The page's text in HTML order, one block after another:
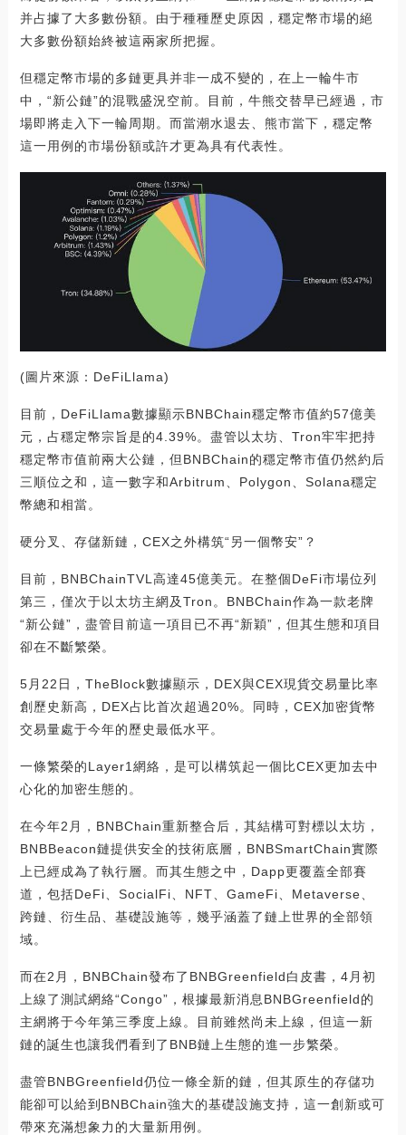
并占據了大多數份額。由于種種歷史原因，穩定幣市場的絕
大多數份額始終被這兩家所把握。
但穩定幣市場的多鏈更具并非一成不變的，在上一輪牛市
中，“新公鏈”的混戰盛況空前。目前，牛熊交替早已經過，市
場即將走入下一輪周期。而當潮水退去、熊市當下，穩定幣
這一用例的市場份額或許才更為具有代表性。
(圖片來源：DeFiLlama)
目前，DeFiLlama數據顯示BNBChain穩定幣市值約57億美
元，占穩定幣宗旨是的4.39%。盡管以太坊、Tron牢牢把持
穩定幣市值前兩大公鏈，但BNBChain的穩定幣市值仍然約后
三順位之和，這一數字和Arbitrum、Polygon、Solana穩定
幣總和相當。
硬分叉、存儲新鏈，CEX之外構筑“另一個幣安”？
目前，BNBChainTVL高達45億美元。在整個DeFi市場位列
第三，僅次于以太坊主網及Tron。BNBChain作為一款老牌
“新公鏈”，盡管目前這一項目已不再“新穎”，但其生態和項目
卻在不斷繁榮。
5月22日，TheBlock數據顯示，DEX與CEX現貨交易量比率
創歷史新高，DEX占比首次超過20%。同時，CEX加密貨幣
交易量處于今年的歷史最低水平。
一條繁榮的Layer1網絡，是可以構筑起一個比CEX更加去中
心化的加密生態的。
在今年2月，BNBChain重新整合后，其結構可對標以太坊，
BNBBeacon鏈提供安全的技術底層，BNBSmartChain實際
上已經成為了執行層。而其生態之中，Dapp更覆蓋全部賽
道，包括DeFi、SocialFi、NFT、GameFi、Metaverse、
跨鏈、衍生品、基礎設施等，幾乎涵蓋了鏈上世界的全部領
域。
而在2月，BNBChain發布了BNBGreenfield白皮書，4月初
上線了測試網絡“Congo”，根據最新消息BNBGreenfield的
主網將于今年第三季度上線。目前雖然尚未上線，但這一新
鏈的誕生也讓我們看到了BNB鏈上生態的進一步繁榮。
盡管BNBGreenfield仍位一條全新的鏈，但其原生的存儲功
能卻可以給到BNBChain強大的基礎設施支持，這一創新或可
帶來充滿想象力的大量新用例。